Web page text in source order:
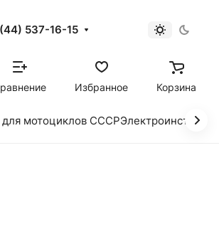
537-16-15
Избранное Корзина
для мотоциклов СССР